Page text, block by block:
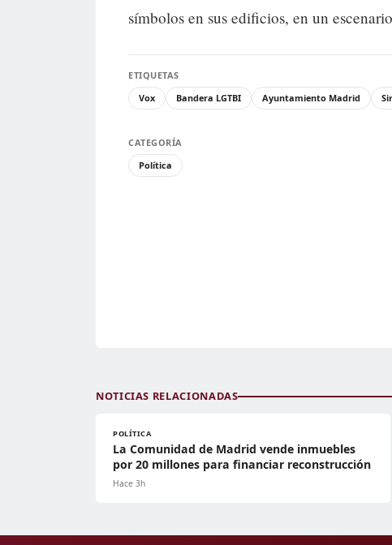
símbolos en sus edificios, en un
ETIQUETAS
Vox
Bandera LGTBI Ayuntamiento Madrid
CATEGORÍA
Política
NOTICIAS RELACIONADAS
POLÍTICA
La Comunidad de Madrid vende inmuebles
por 20 millones para financiar reconstrucción
Hace 3h